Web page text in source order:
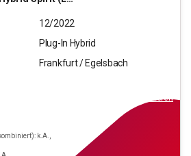
12/2022
Plug-In Hybrid
Frankfurt / Egelsbach
k.A.,
finanzieren